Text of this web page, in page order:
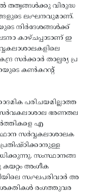
തത്വങ്ങൾക്കു വിരുദ്ധ
ലംഘനവുമാണ്.
നിർദേശങ്ങൾക്ക്
കാഴ്ചപ്പാടാണ് ഇ
സർക്കാർ താല്പര്യ പ്ര
കൺകറന്റ്
പരിചയമില്ലാത്ത
സർവകലാശാല ഭരണതല
എ
സർവ്വകലാശാലക
സംസ്ഥാനങ്ങ
അംഗീക
സംഘപരിവാർ അ
ശക്തികൾ രംഗത്തുവര